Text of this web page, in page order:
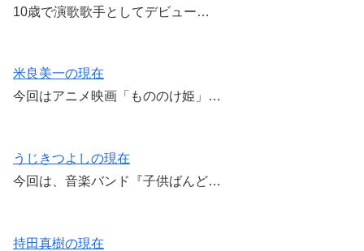
10歳で演歌歌手としてデビュー…
米良美一の現在
今回はアニメ映画「もののけ姫」…
うじきつよしの現在
今回は、音楽バンド『子供ばんど…
持田真樹の現在